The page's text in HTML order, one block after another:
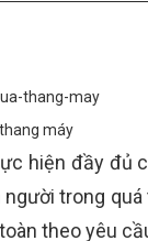
máy
hiện đầy đủ
trong
theo yêu